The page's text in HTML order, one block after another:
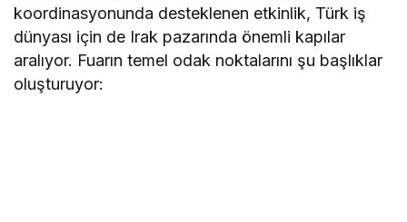
koordinasyonunda desteklenen etkinlik, Türk iş
dünyası için de Irak pazarında önemli kapılar
aralıyor. Fuarın temel odak noktalarını şu başlıklar
oluşturuyor: